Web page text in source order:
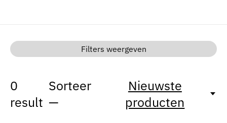
Filters weergeven
0
result
Sorteer
—
Nieuwste
producten